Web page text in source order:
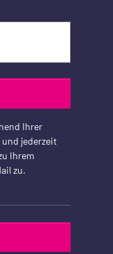
Ihrer
und jederzeit
Ihrem
zu.